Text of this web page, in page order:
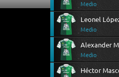
Medio
Leonel
Medio
Alexander
Medio
Héctor